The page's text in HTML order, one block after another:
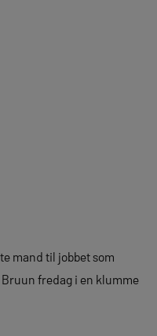
mand til jobbet som
fredag i en klumme